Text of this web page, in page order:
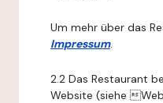
Um mehr über das
Impressum.
2.2 Das Restaurant
Website (siehe